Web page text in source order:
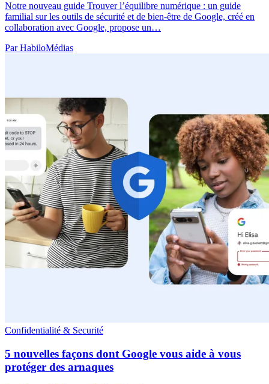
Notre nouveau guide Trouver l’équilibre numérique : un guide
familial sur les outils de sécurité et de bien-être de Google, créé en
collaboration avec Google, propose un…
Par HabiloMédias
Confidentialité & Securité
5 nouvelles façons dont Google vous aide à vous
protéger des arnaques